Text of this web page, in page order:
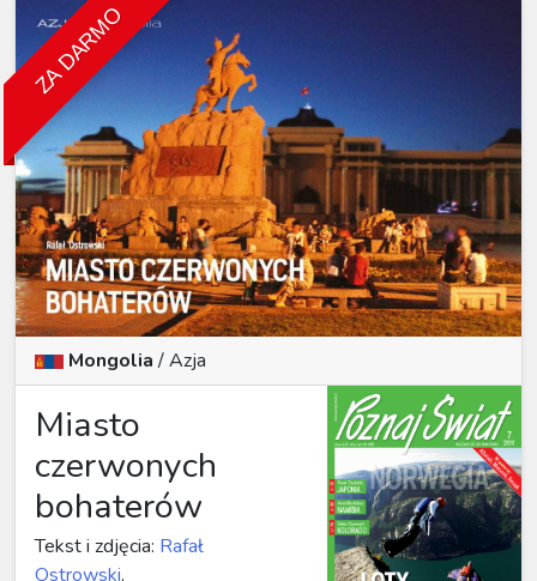
ZA DARMO
Mongolia/Azja
Miasto
czerwonych
bohaterów
Tekst i zdjęcia: Rafał
Ostrowski,